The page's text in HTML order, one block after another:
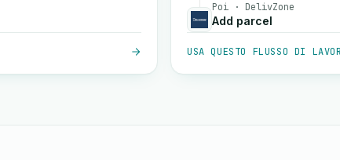
Poi · DelivZone
Add parcel
USA QUESTO FLUSSO DI